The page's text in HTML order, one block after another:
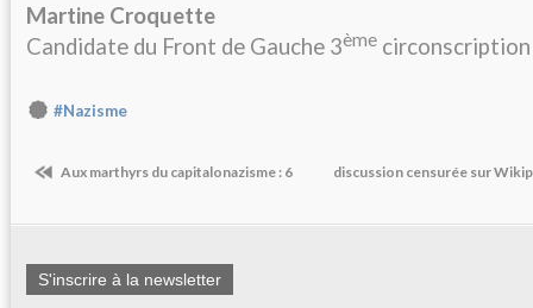
Martine Croquette
Candidate du Front de Gauche 3ème circonscription
#Nazisme
Aux marthyrs du capitalonazisme : 6 discussion censurée sur
S'inscrire à la newsletter